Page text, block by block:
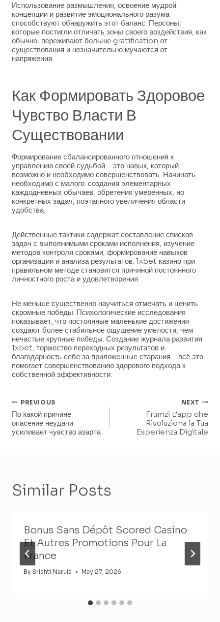
Использование размышления, освоение мудрой
концепции и развитие эмоционального разума
способствуют обнаружить этот баланс. Персоны,
которые постигли отличать зоны своего воздействия, как
обычно, переживают больше gratification от
существования и незначительно мучаются от
напряжения.
Как Формировать Здоровое
Чувство Власти В
Существовании
Формирование сбалансированного отношения к
управлению своей судьбой – это навык, который
возможно и необходимо совершенствовать. Начинать
необходимо с малого: создания элементарных
каждодневных обычаев, обретения умеренных, но
конкретных задач, поэтапного увеличения области
удобства.
Действенные тактики содержат составление списков
задач с выполнимыми сроками исполнения, изучение
методов контроля сроками, формирование навыков
организации и анализа результатов. 1xbet казино при
правильном методе становится причиной постоянного
личностного роста и удовлетворения.
Не меньше существенно научиться отмечать и ценить
скромные победы. Психологические исследования
показывает, что постоянные маленькие достижения
создают более стабильное ощущение умелости, чем
нечастые крупные победы. Создание журнала развития
1xbet, торжество переходных результатов и
благодарность себе за приложенные старания – всё это
помогает совершенствованию здорового подхода к
собственной эффективности.
Post
Navigation
PREVIOUS
По какой причине
опасение неудачи
усиливает чувство азарта
NEXT
Frumzi L’app che
Rivoluziona la Tua
Esperienza Digitale
Similar Posts
Bonus Sans Dépôt Scored Casino
Et Autres Promotions Pour La
France
By Srishti Narula May 27, 2026